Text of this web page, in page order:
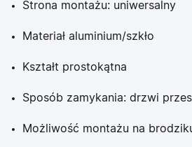
Strona montażu: uniwersalny
Materiał aluminium/szkło
Kształt prostokątna
Sposób zamykania: drzwi
Możliwość montażu na